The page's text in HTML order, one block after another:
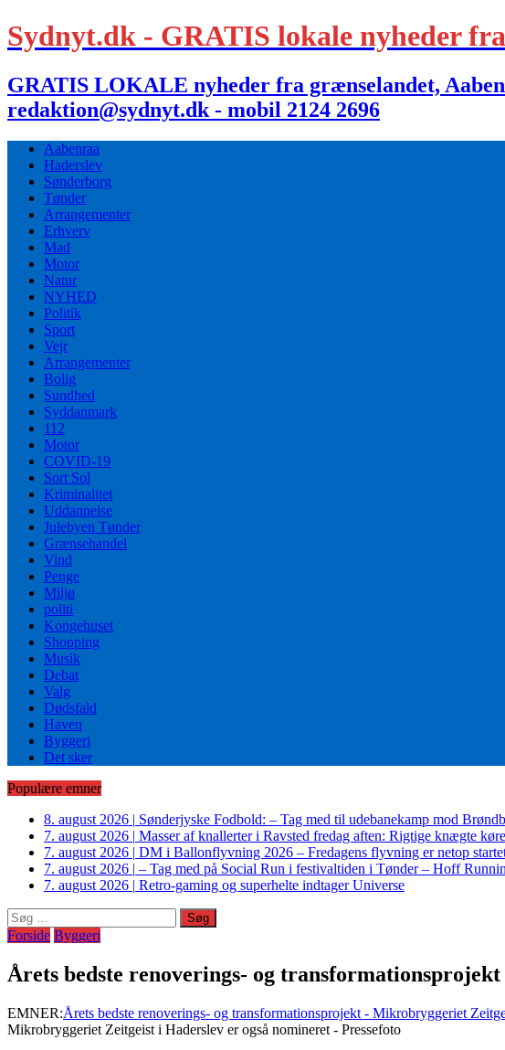
Sydnyt.dk - GRATIS lokale nyheder
GRATIS LOKALE nyheder fra grænselandet,
redaktion@sydnyt.dk - mobil 2124 2696
Aabenraa
Haderslev
Sønderborg
Tønder
Arrangementer
Erhverv
Mad
Motor
Natur
NYHED
Politik
Sport
Vejr
Arrangementer
Bolig
Sundhed
Syddanmark
112
Motor
COVID-19
Sort Sol
Kriminalitet
Uddannelse
Julebyen Tønder
Grænsehandel
Vind
Penge
Miljø
politi
Kongehuset
Shopping
Musik
Debat
Valg
Dødsfald
Haven
Byggeri
Det sker
Populære emner
8. august 2026 | Sønderjyske Fodbold: – Tag med til udebanekamp mod
7. august 2026 | Masser af knallerter i Ravsted fredag aften: Rigtige knægte
7. august 2026 | DM i Ballonflyvning 2026 – Fredagens flyvning er netop
7. august 2026 | – Tag med på Social Run i festivaltiden i Tønder – Hoff
7. august 2026 | Retro-gaming og superhelte indtager Universe
Søg
efter:
Forside Byggeri
Årets bedste renoverings- og
EMNER:Årets bedste renoverings- og transformationsprojekt - Mikrobryggeriet
Mikrobryggeriet Zeitgeist i Haderslev er også nomineret - Pressefoto